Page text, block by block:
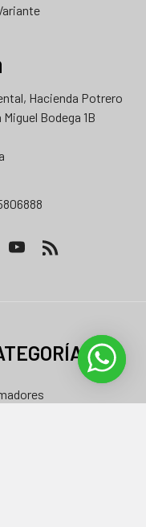
Hacienda Potrero
Bodega 1B